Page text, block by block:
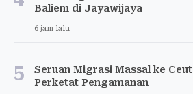
Baliem di Jayawijaya
6 jam lalu
5
Seruan Migrasi Massal ke
Perketat Pengamanan